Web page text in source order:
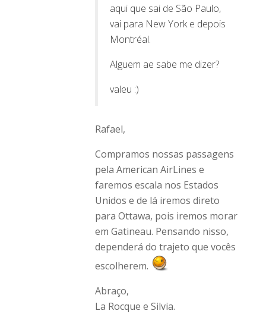
aqui que sai de São Paulo,
vai para New York e depois
Montréal.
Alguem ae sabe me dizer?
valeu :)
Rafael,
Compramos nossas passagens
pela American AirLines e
faremos escala nos Estados
Unidos e de lá iremos direto
para Ottawa, pois iremos morar
em Gatineau. Pensando nisso,
dependerá do trajeto que vocês
escolherem.
Abraço,
La Rocque e Silvia.